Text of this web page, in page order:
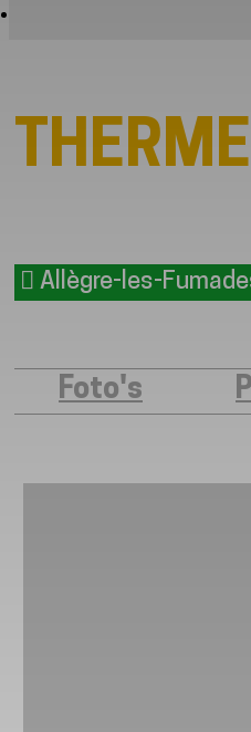
Allègre-les-
Foto's